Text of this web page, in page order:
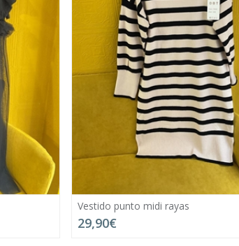
Vestido punto midi rayas
29,90€